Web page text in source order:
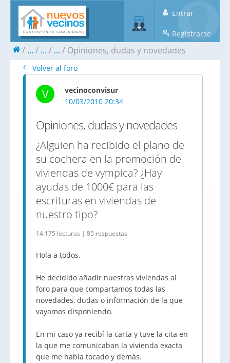
Entrar
Registrarse
... ... ... Opiniones, dudas y novedades
Volver al foro
V
vecinoconvisur
10/03/2010 20:34
Opiniones, dudas y novedades
¿Alguien ha recibido el plano de
su cochera en la promoción de
viviendas de vympica? ¿Hay
ayudas de 1000€ para las
escrituras en viviendas de
nuestro tipo?
14.175 lecturas | 85 respuestas
Hola a todos,
He decidido añadir nuestras viviendas al
foro para que compartamos todas las
novedades, dudas o información de la que
vayamos disponiendo.
En mi caso ya recibí la carta y tuve la cita en
la que me comunicaban la vivienda exacta
que me había tocado y demás.